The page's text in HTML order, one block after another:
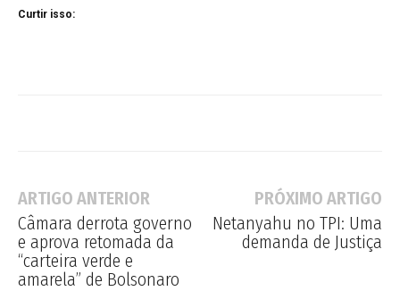
Curtir isso:
ARTIGO ANTERIOR
Câmara derrota governo
e aprova retomada da
“carteira verde e
amarela” de Bolsonaro
PRÓXIMO ARTIGO
Netanyahu no TPI: Uma
demanda de Justiça